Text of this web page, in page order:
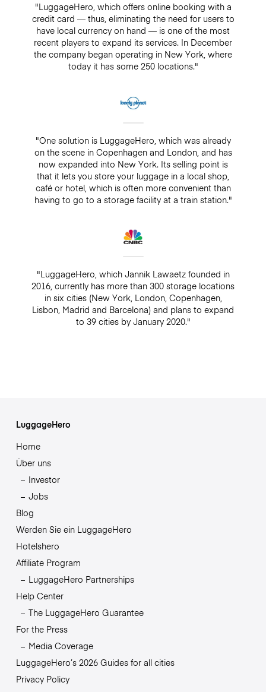
"LuggageHero, which offers online booking with a
credit card — thus, eliminating the need for users to
have local currency on hand — is one of the most
recent players to expand its services. In December
the company began operating in New York, where
today it has some 250 locations."
"One solution is LuggageHero, which was already
on the scene in Copenhagen and London, and has
now expanded into New York. Its selling point is
that it lets you store your luggage in a local shop,
café or hotel, which is often more convenient than
having to go to a storage facility at a train station."
"LuggageHero, which Jannik Lawaetz founded in
2016, currently has more than 300 storage locations
in six cities (New York, London, Copenhagen,
Lisbon, Madrid and Barcelona) and plans to expand
to 39 cities by January 2020."
LuggageHero
Home
Über uns
Investor
Jobs
Blog
Werden Sie ein LuggageHero
Hotelshero
Affiliate Program
LuggageHero Partnerships
Help Center
The LuggageHero Guarantee
For the Press
Media Coverage
LuggageHero’s 2026 Guides for all cities
Privacy Policy